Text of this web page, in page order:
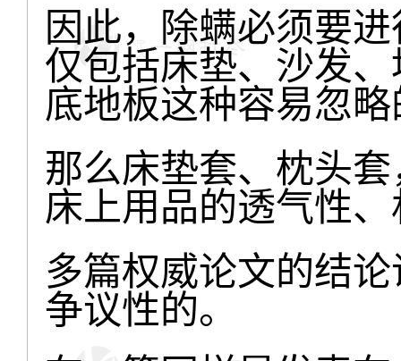
因此，除螨必须要
仅包括床垫、沙发
底地板这种容易忽
那么床垫套、枕头
床上用品的透气性
多篇权威论文的结
争议性的。